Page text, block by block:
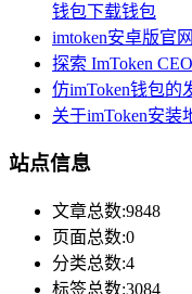
钱包下载钱包
imtoken安卓版官
探索 ImToken
仿imToken钱包的
关于imToken安装
站点信息
文章总数:9848
页面总数:0
分类总数:4
标签总数:3084